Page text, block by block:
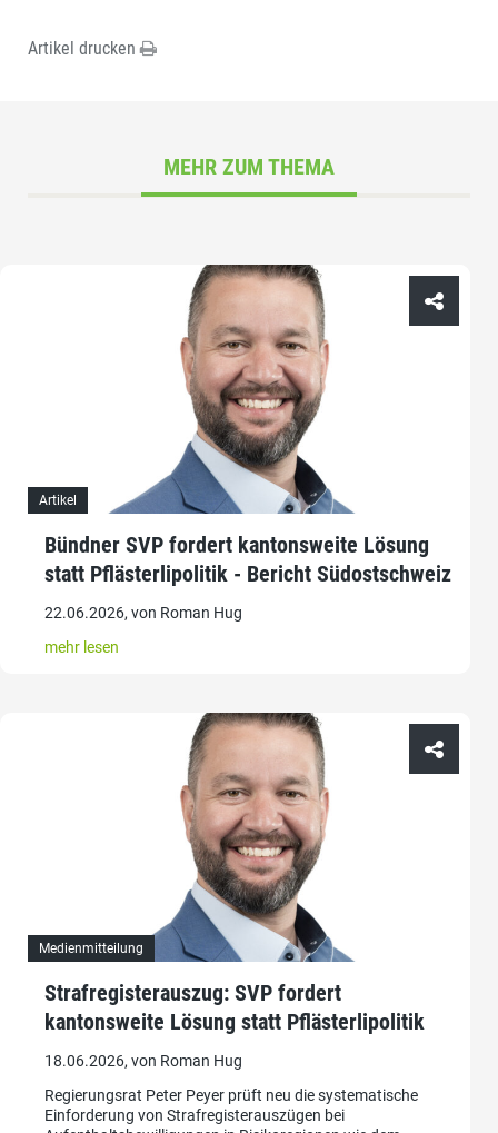
Artikel drucken
MEHR ZUM THEMA
Artikel
Bündner SVP fordert kantonsweite Lösung
statt Pflästerlipolitik - Bericht Südostschweiz
22.06.2026, von Roman Hug
mehr lesen
Medienmitteilung
Strafregisterauszug: SVP fordert
kantonsweite Lösung statt Pflästerlipolitik
18.06.2026, von Roman Hug
Regierungsrat Peter Peyer prüft neu die systematische
Einforderung von Strafregisterauszügen bei